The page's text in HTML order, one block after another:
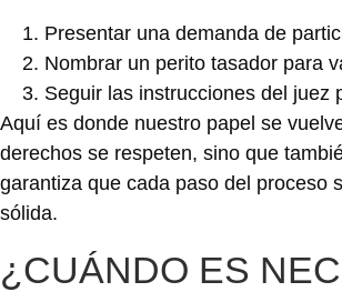
Presentar una demanda de
Nombrar un perito tasador para
Seguir las instrucciones del juez
Aquí es donde nuestro papel se
derechos se respeten, sino que
garantiza que cada paso del proceso
sólida.
¿CUÁNDO ES